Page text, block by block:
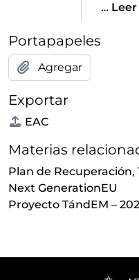
…
Portapapeles
Agregar
Exportar
EAC
Materias
Plan de
Next GenerationEU
Proyecto TándEM –